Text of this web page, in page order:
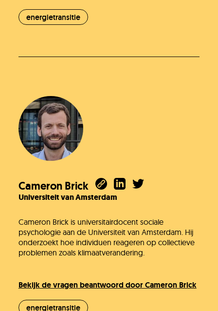
energietransitie
Cameron Brick
Universiteit van Amsterdam
Cameron Brick is universitairdocent sociale
psychologie aan de Universiteit van Amsterdam. Hij
onderzoekt hoe individuen reageren op collectieve
problemen zoals klimaatverandering.
Bekijk de vragen beantwoord door Cameron Brick
energietransitie